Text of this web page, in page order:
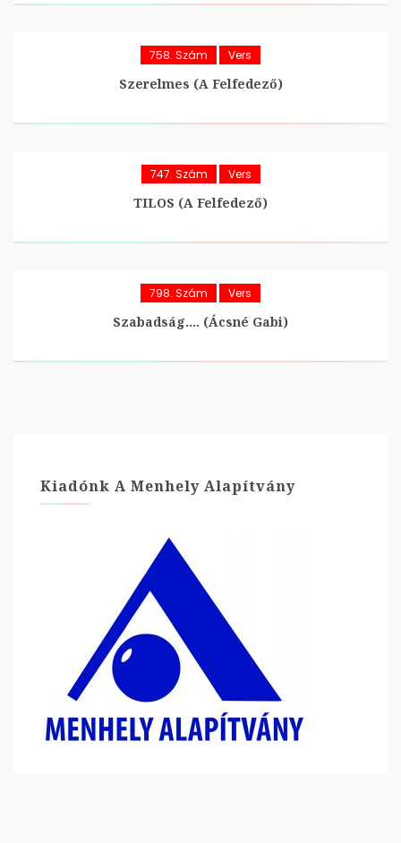
758. Szám Vers
Szerelmes (A Felfedező)
747. Szám Vers
TILOS (A Felfedező)
798. Szám Vers
Szabadság…. (Ácsné Gabi)
Kiadónk A Menhely Alapítvány